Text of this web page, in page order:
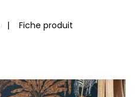
|
Fiche produit